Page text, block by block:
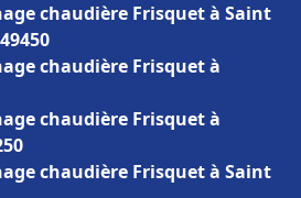
chaudière Frisquet à Saint
chaudière Frisquet à
chaudière Frisquet à
chaudière Frisquet à Saint